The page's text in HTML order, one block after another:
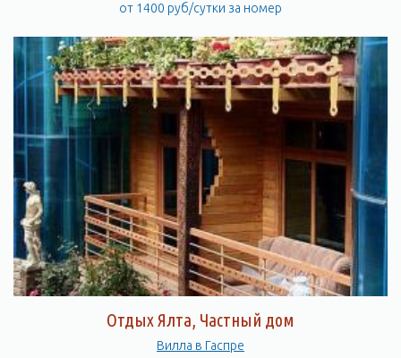
от 1400 руб/сутки за номер
Отдых Ялта, Частный дом
Вилла в Гаспре